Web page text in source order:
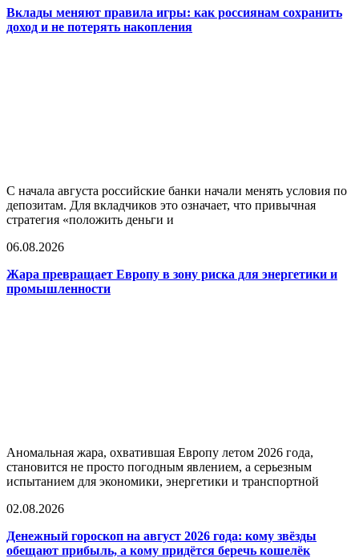
Вклады меняют правила игры: как россиянам сохранить
доход и не потерять накопления
С начала августа российские банки начали менять условия по
депозитам. Для вкладчиков это означает, что привычная
стратегия «положить деньги и
06.08.2026
Жара превращает Европу в зону риска для энергетики и
промышленности
Аномальная жара, охватившая Европу летом 2026 года,
становится не просто погодным явлением, а серьезным
испытанием для экономики, энергетики и транспортной
02.08.2026
Денежный гороскоп на август 2026 года: кому звёзды
обещают прибыль, а кому придётся беречь кошелёк